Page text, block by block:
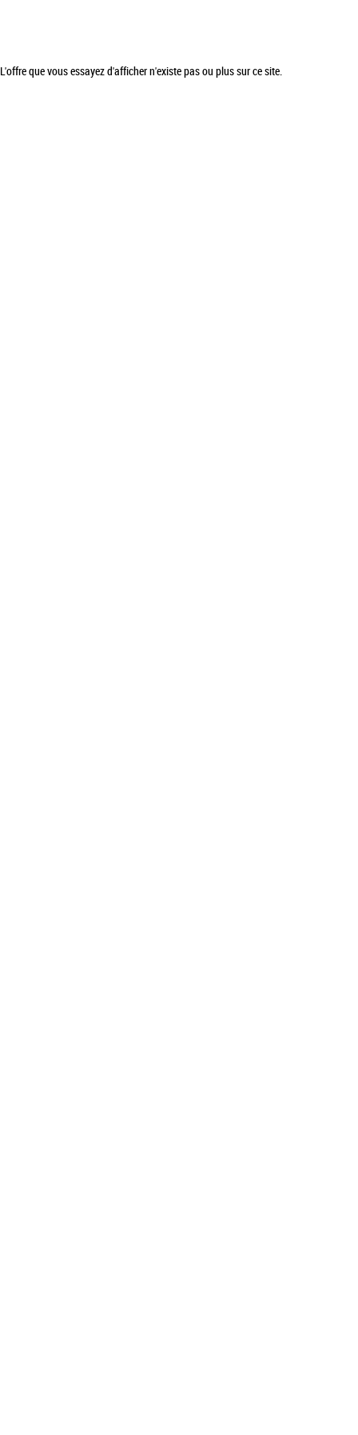
L'offre que vous essayez d'afficher n'existe pas ou plus sur ce site.